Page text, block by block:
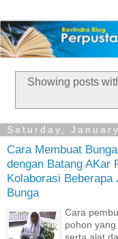
Showing posts
Saturday,
Cara Membuat
dengan Batang AKar
Kolaborasi Beberapa
Bunga
Cara
pohon
serta alat